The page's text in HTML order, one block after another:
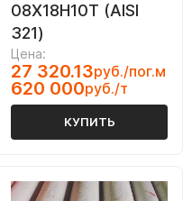
08Х18Н10Т (AISI
321)
Цена:
27 320.13руб./пог.м
620 000руб./т
КУПИТЬ